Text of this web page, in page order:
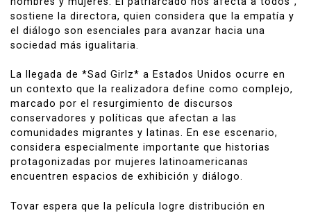
sostiene la directora, quien considera que la empatía y
el diálogo son esenciales para avanzar hacia una
sociedad más igualitaria.
La llegada de *Sad Girlz* a Estados Unidos ocurre en
un contexto que la realizadora define como complejo,
marcado por el resurgimiento de discursos
conservadores y políticas que afectan a las
comunidades migrantes y latinas. En ese escenario,
considera especialmente importante que historias
protagonizadas por mujeres latinoamericanas
encuentren espacios de exhibición y diálogo.
Tovar espera que la película logre distribución en